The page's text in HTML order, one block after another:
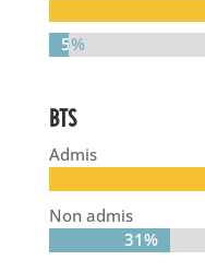
5%
5%
BTS
Admis
Non admis
31%
31%